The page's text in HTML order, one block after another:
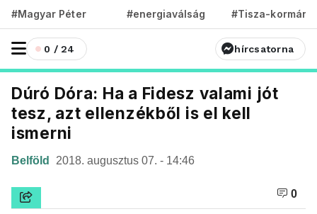
#Magyar Péter #energiaválság #Tisza-kormány
0 / 24 hírcsatorna
Dúró Dóra: Ha a Fidesz valami jót
tesz, azt ellenzékből is el kell
ismerni
Belföld 2018. augusztus 07. - 14:46
0